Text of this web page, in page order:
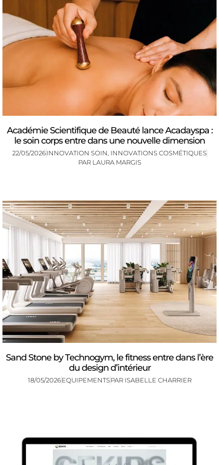
Académie Scientifique de Beauté lance Acadayspa :
le soin corps entre dans une nouvelle dimension
22/05/2026INNOVATION SOIN INNOVATIONS COSMÉTIQUES
PAR LAURA MARGIS
Sand Stone by Technogym, le fitness entre dans l’ère
du design d’intérieur
18/05/2026EQUIPEMENTSPAR ISABELLE CHARRIER